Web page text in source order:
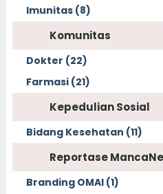
Imunitas (8)
Komunitas
Dokter (22)
Farmasi (21)
Kepedulian Sosial
Bidang Kesehatan (11)
Reportase
Branding OMAI (1)